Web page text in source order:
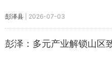
彭泽县 2026-07-03
彭泽：多元产业解锁山区